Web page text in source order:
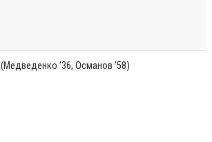
(Медведенко '36, Османов '58)